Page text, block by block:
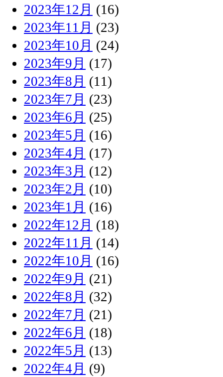
2023年12月 (16)
2023年11月 (23)
2023年10月 (24)
2023年9月 (17)
2023年8月 (11)
2023年7月 (23)
2023年6月 (25)
2023年5月 (16)
2023年4月 (17)
2023年3月 (12)
2023年2月 (10)
2023年1月 (16)
2022年12月 (18)
2022年11月 (14)
2022年10月 (16)
2022年9月 (21)
2022年8月 (32)
2022年7月 (21)
2022年6月 (18)
2022年5月 (13)
2022年4月 (9)